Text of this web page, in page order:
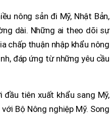
nông sản đi Mỹ, Nhật Bản,
dài. Những ai theo dõi sự
chấp thuận nhập khẩu nông
đáp ứng từ những yêu cầu
tiên xuất khẩu sang Mỹ,
Bộ Nông nghiệp Mỹ. Song